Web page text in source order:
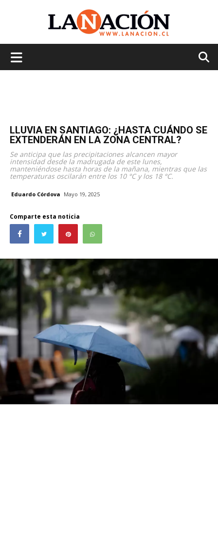
LLUVIA EN SANTIAGO: ¿HASTA CUÁNDO SE
EXTENDERÁN EN LA ZONA CENTRAL?
Se anticipa que las precipitaciones alcancen mayor
intensidad desde la madrugada de este lunes,
manteniéndose hasta horas de la mañana, mientras que las
temperaturas oscilarán entre los 10 °C y los 18 °C.
Eduardo Córdova Mayo 19, 2025
Comparte esta noticia